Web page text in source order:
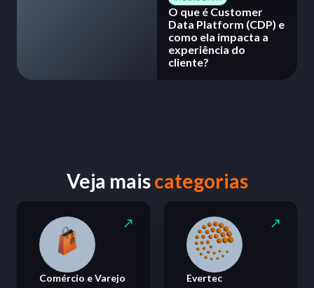
O que é Customer
Data Platform (CDP) e
como ela impacta a
experiência do
cliente?
Veja maiscategorias
Comércio e Varejo Evertec